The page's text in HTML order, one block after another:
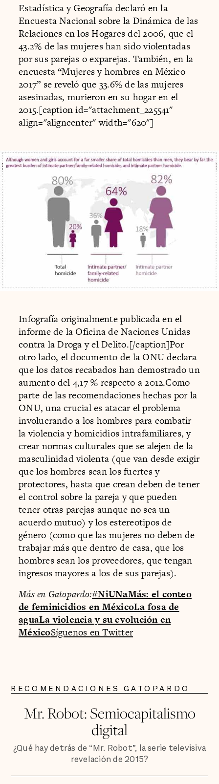
Estadística y Geografía declaró en la
Encuesta Nacional sobre la Dinámica de las
Relaciones en los Hogares del 2006, que el
43.2% de las mujeres han sido violentadas
por sus parejas o exparejas. También, en la
encuesta “Mujeres y hombres en México
2017” se reveló que 33.6% de las mujeres
asesinadas, murieron en su hogar en el
2015.[caption id="attachment_225541"
align="aligncenter" width="620"]
Infografía originalmente publicada en el
informe de la Oficina de Naciones Unidas
contra la Droga y el Delito.[/caption]Por
otro lado, el documento de la ONU declara
que los datos recabados han demostrado un
aumento del 4,17 % respecto a 2012.Como
parte de las recomendaciones hechas por la
ONU, una crucial es atacar el problema
involucrando a los hombres para combatir
la violencia y homicidios intrafamiliares, y
crear normas culturales que se alejen de la
masculinidad violenta (que van desde exigir
que los hombres sean los fuertes y
protectores, hasta que crean deben de tener
el control sobre la pareja y que pueden
tener otras parejas aunque no sea un
acuerdo mutuo) y los estereotipos de
género (como que las mujeres no deben de
trabajar más que dentro de casa, que los
hombres sean los proveedores, que tengan
ingresos mayores a los de sus parejas).
Más en Gatopardo:#NiUNaMás: el conteo
de feminicidios en MéxicoLa fosa de
aguaLa violencia y su evolución en
MéxicoSíguenos en Twitter
RECOMENDACIONES GATOPARDO
Mr. Robot: Semiocapitalismo
digital
¿Qué hay detrás de “Mr. Robot”, la serie televisiva
revelación de 2015?